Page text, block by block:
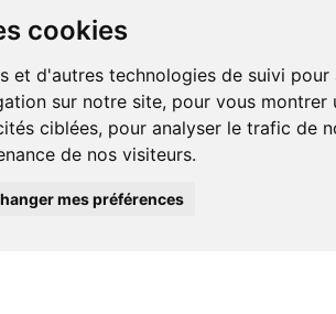
cookies
et d'autres technologies de suivi pour
sur notre site, pour vous montrer
ciblées, pour analyser le trafic de
de nos visiteurs.
mes préférences
Jeanne d' Harcourt, 80300 Albert.
ordonnance.
et iPod touch), ou sur Google Play (pour Androïd 5.0 ou version
Bancontact, PayPal.
beauté et bien-être ainsi que différents services : suivi
la peau, des cheveux...), mesure de la glycémie, perruques.
Pharmactiv réunit près de 1500 adhérents pharmaciens autour d'
médical sous sa marque BetterLife.